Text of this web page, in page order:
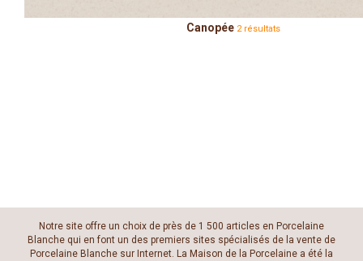
Canopée 2 résultats
Notre site offre un choix de près de 1 500 articles en Porcelaine
Blanche qui en font un des premiers sites spécialisés de la vente de
Porcelaine Blanche sur Internet. La Maison de la Porcelaine a été la